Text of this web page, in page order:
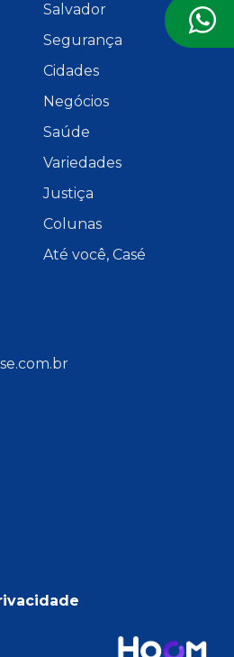
Salvador
Segurança
Cidades
Negócios
Saúde
Variedades
Justiça
Colunas
Até você, Casé